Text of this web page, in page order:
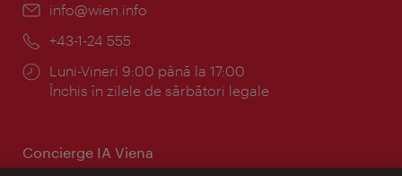
E-
info@wien.info
Telefon:
+43-1-24 555
Program:
Luni-Vineri 9:00 până la 17:00
Închis în zilele de sărbători legale
Concierge IA Viena